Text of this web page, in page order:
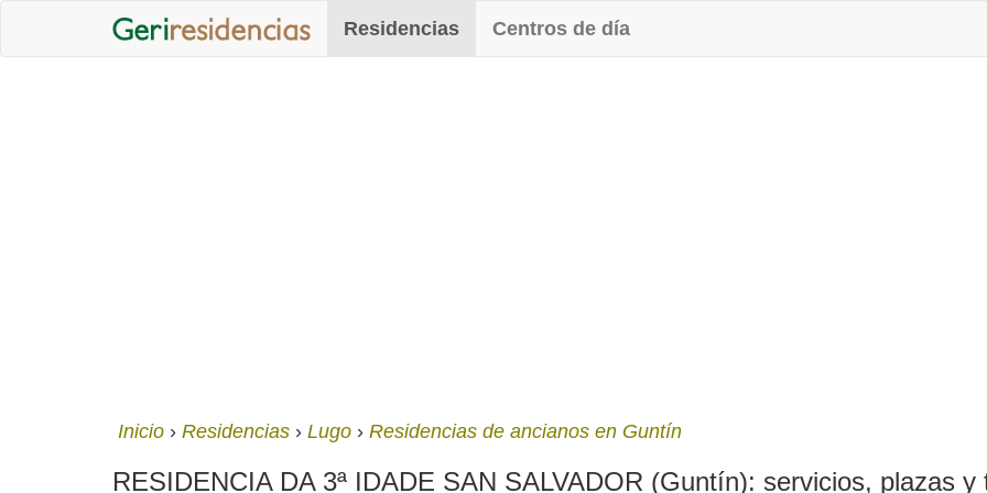
Residencias Centros de día
Inicio Residencias Lugo Residencias de ancianos en Guntín
RESIDENCIA DA 3ª IDADE SAN SALVADOR (Guntín): servicios, plazas y